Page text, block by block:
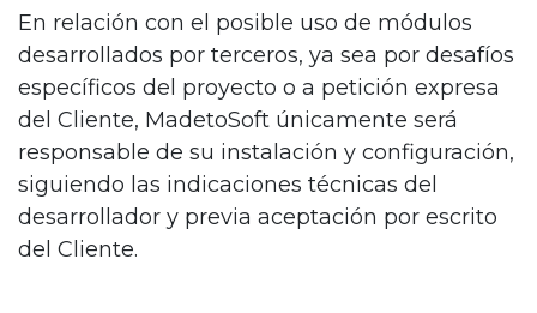
En relación con el posible uso de módulos
desarrollados por terceros, ya sea por desafíos
específicos del proyecto o a petición expresa
del Cliente, MadetoSoft únicamente será
responsable de su instalación y configuración,
siguiendo las indicaciones técnicas del
desarrollador y previa aceptación por escrito
del Cliente.